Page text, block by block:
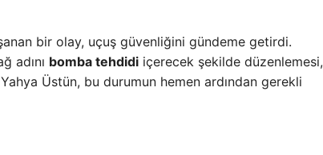
bir olay, uçuş güvenliğini gündeme getirdi.
adını bomba tehdidi içerecek şekilde düzenlemesi,
Üstün, bu durumun hemen ardından gerekli